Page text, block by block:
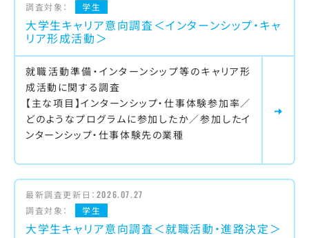
調査対象：
学生
大学生キャリア意向調査＜インターンシップ・キャ
リア形成活動＞
就職活動準備・インターンシップ等のキャリア形
成活動に関する調査
【主な項目】インターンシップ・仕事体験参加率／
どのようなプログラムに参加したか／参加したイ
ンターンシップ・仕事体験先の業種
最新調査更新日： 2026.07.27
調査対象：
学生
大学生キャリア意向調査＜就職活動・進路決定＞